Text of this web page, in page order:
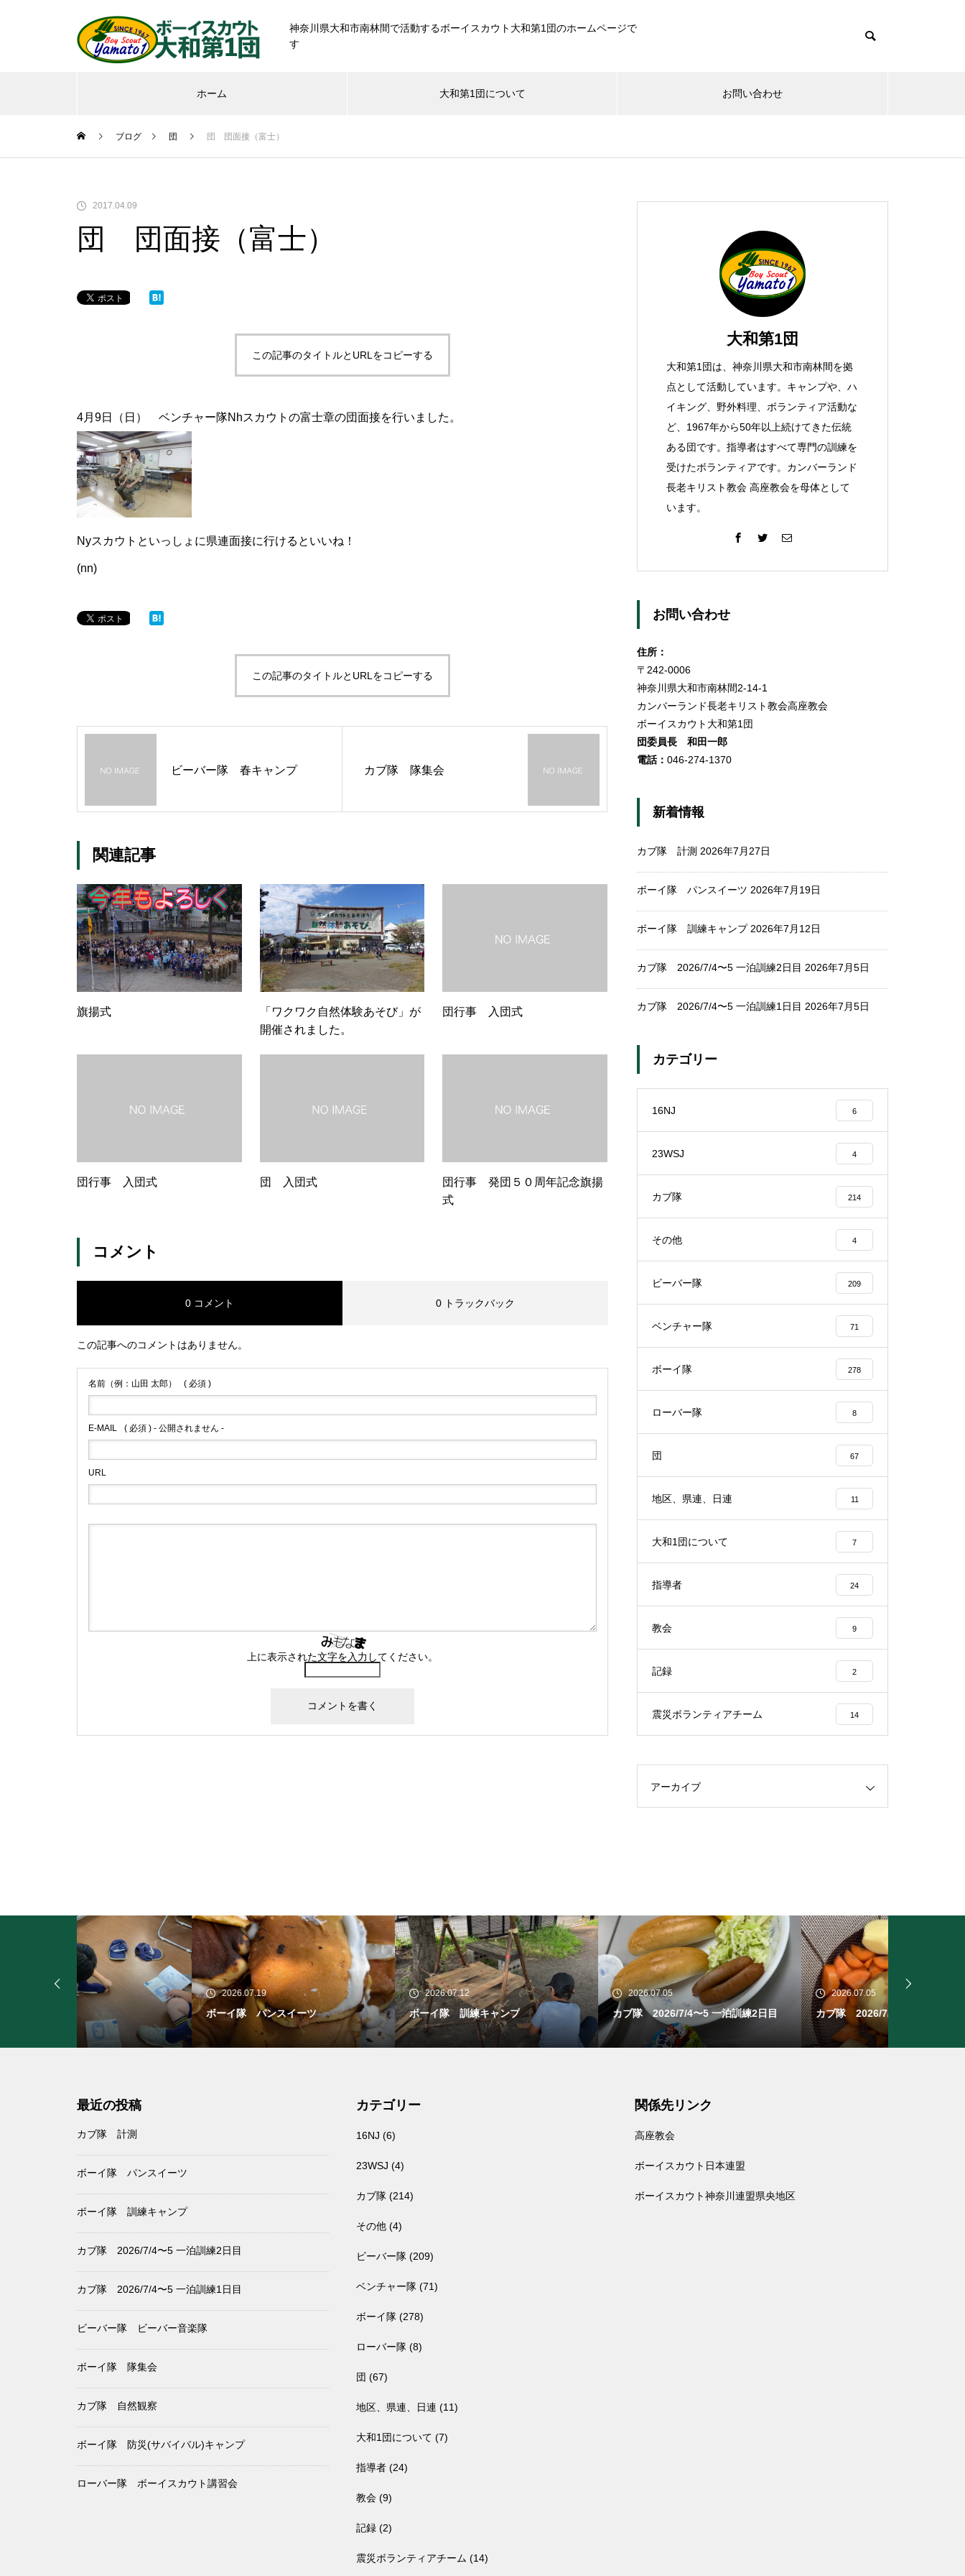
神奈川県大和市南林間で活動するボーイスカウト大和第1団のホームページで
す
ホーム 大和第1団について お問い合わせ
ブログ 団 団 団面接（富士）
2017.04.09
団 団面接（富士）
この記事のタイトルとURLをコピーする
4月9日（日） ベンチャー隊Nhスカウトの富士章の団面接を行いました。
Nyスカウトといっしょに県連面接に行けるといいね！
(nn)
この記事のタイトルとURLをコピーする
ビーバー隊 春キャンプ カブ隊 隊集会
関連記事
旗揚式
「ワクワク自然体験あそび」が
開催されました。
団行事 入団式
団行事 入団式 団 入団式
団行事 発団５０周年記念旗揚
式
コメント
0 コメント 0 トラックバック
この記事へのコメントはありません。
名前（例：山田 太郎） ( 必須 )
E-MAIL ( 必須 ) - 公開されません -
URL
上に表示された文字を入力してください。
大和第1団
大和第1団は、神奈川県大和市南林間を拠
点として活動しています。キャンプや、ハ
イキング、野外料理、ボランティア活動な
ど、1967年から50年以上続けてきた伝統
ある団です。指導者はすべて専門の訓練を
受けたボランティアです。カンバーランド
長老キリスト教会 高座教会を母体として
います。
お問い合わせ
住所：
〒242-0006
神奈川県大和市南林間2-14-1
カンバーランド長老キリスト教会高座教会
ボーイスカウト大和第1団
団委員長 和田一郎
電話： 046-274-1370
新着情報
カブ隊 計測 2026年7月27日
ボーイ隊 パンスイーツ 2026年7月19日
ボーイ隊 訓練キャンプ 2026年7月12日
カブ隊 2026/7/4〜5 一泊訓練2日目 2026年7月5日
カブ隊 2026/7/4〜5 一泊訓練1日目 2026年7月5日
カテゴリー
16NJ 6
23WSJ 4
カブ隊 214
その他 4
ビーバー隊 209
ベンチャー隊 71
ボーイ隊 278
ローバー隊 8
団 67
地区、県連、日連 11
大和1団について 7
指導者 24
教会 9
記録 2
震災ボランティアチーム 14
アーカイブ
2026.07.19
ボーイ隊 パンスイーツ
2026.07.12
ボーイ隊 訓練キャンプ
2026.07.05
カブ隊 2026/7/4〜5 一泊訓練2日目
2026.07.05
カブ隊 2026/7/4〜5 一泊訓練1日目
最近の投稿
カブ隊 計測
ボーイ隊 パンスイーツ
ボーイ隊 訓練キャンプ
カブ隊 2026/7/4〜5 一泊訓練2日目
カブ隊 2026/7/4〜5 一泊訓練1日目
ビーバー隊 ビーバー音楽隊
ボーイ隊 隊集会
カブ隊 自然観察
ボーイ隊 防災(サバイバル)キャンプ
ローバー隊 ボーイスカウト講習会
カテゴリー
16NJ (6)
23WSJ (4)
カブ隊(214)
その他(4)
ビーバー隊(209)
ベンチャー隊(71)
ボーイ隊(278)
ローバー隊(8)
団 (67)
地区、県連、日連 (11)
大和1団について (7)
指導者(24)
教会(9)
記録(2)
震災ボランティアチーム (14)
関係先リンク
高座教会
ボーイスカウト日本連盟
ボーイスカウト神奈川連盟県央地区